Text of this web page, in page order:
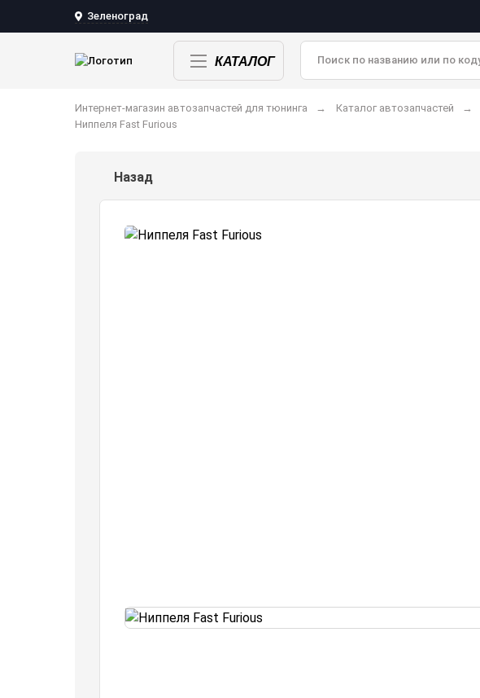
Зеленоград
КАТАЛОГ
Интернет-магазин автозапчастей для тюнинга Каталог автозапчастей
Ниппеля Fast Furious
Назад